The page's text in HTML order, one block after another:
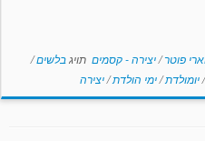
פוטר/יצירה - קסמים תויגבלשים/
/יומולדת/ימי הולדת/יצירה